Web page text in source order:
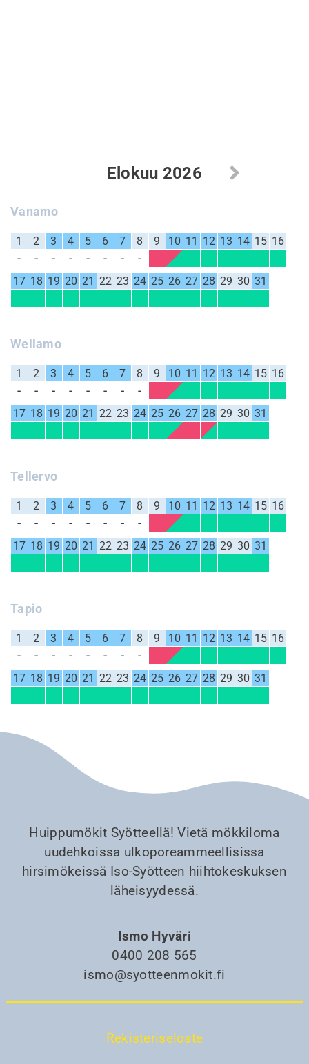
Elokuu 2026
Vanamo
1 2 3 4 5 6 7 8 9 10 11 12 13 14 15 16
17 18 19 20 21 22 23 24 25 26 27 28 29 30 31
Wellamo
1 2 3 4 5 6 7 8 9 10 11 12 13 14 15 16
17 18 19 20 21 22 23 24 25 26 27 28 29 30 31
Tellervo
1 2 3 4 5 6 7 8 9 10 11 12 13 14 15 16
17 18 19 20 21 22 23 24 25 26 27 28 29 30 31
Tapio
1 2 3 4 5 6 7 8 9 10 11 12 13 14 15 16
17 18 19 20 21 22 23 24 25 26 27 28 29 30 31
Huippumökit Syötteellä! Vietä mökkiloma
uudehkoissa ulkoporeammeellisissa
hirsimökeissä Iso-Syötteen hiihtokeskuksen
läheisyydessä.
Ismo Hyväri
0400 208 565
ismo@syotteenmokit.fi
Rekisteriseloste